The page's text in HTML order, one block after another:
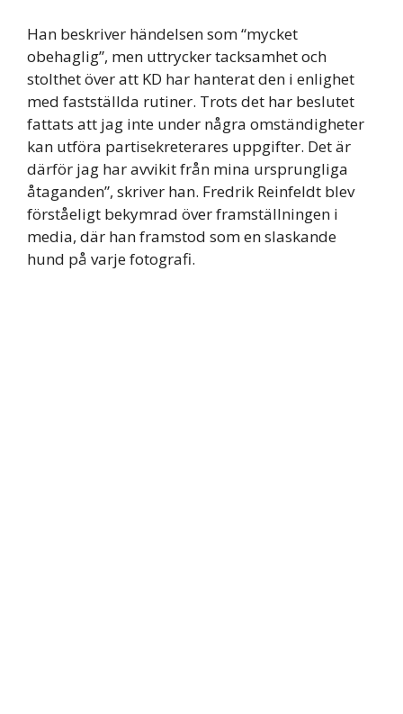
Han beskriver händelsen som “mycket
obehaglig”, men uttrycker tacksamhet och
stolthet över att KD har hanterat den i enlighet
med fastställda rutiner. Trots det har beslutet
fattats att jag inte under några omständigheter
kan utföra partisekreterares uppgifter. Det är
därför jag har avvikit från mina ursprungliga
åtaganden”, skriver han. Fredrik Reinfeldt blev
förståeligt bekymrad över framställningen i
media, där han framstod som en slaskande
hund på varje fotografi.